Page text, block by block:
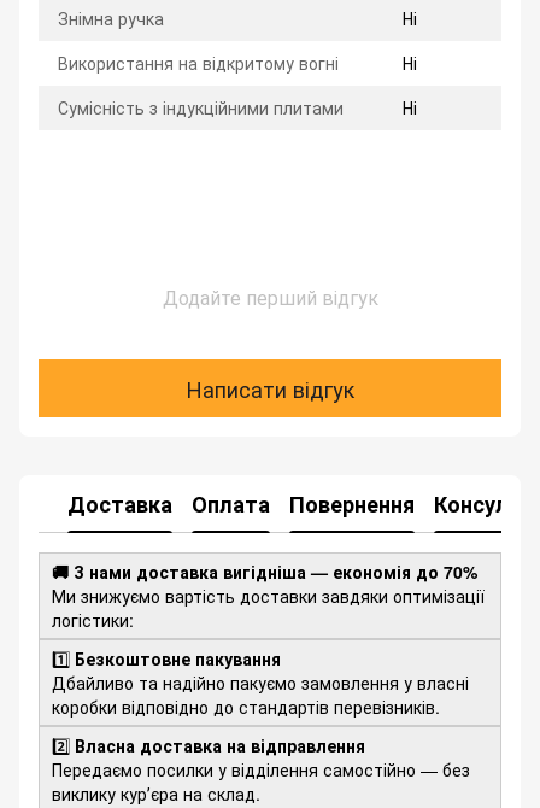
Знімна ручка
Ні
Використання на відкритому вогні
Ні
Сумісність з індукційними плитами
Ні
Додайте перший відгук
Написати відгук
Доставка Оплата Повернення
🚚 З нами доставка вигідніша — економія до 70%
Ми знижуємо вартість доставки завдяки оптимізації
логістики:
1️⃣ Безкоштовне пакування
Дбайливо та надійно пакуємо замовлення у власні
коробки відповідно до стандартів перевізників.
2️⃣ Власна доставка на відправлення
Передаємо посилки у відділення самостійно — без
виклику курʼєра на склад.